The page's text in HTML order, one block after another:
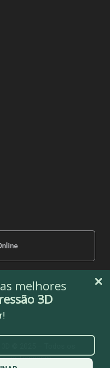
melhores
3D
© 2025 – Todos os
Temperim